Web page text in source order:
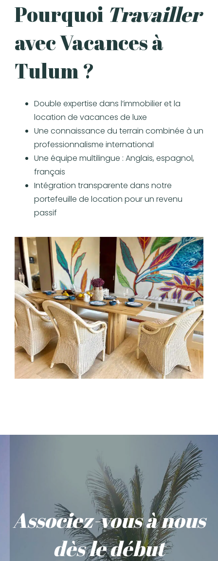
Pourquoi Travailler
avec Vacances à
Tulum ?
Double expertise dans l’immobilier et la
location de vacances de luxe
Une connaissance du terrain combinée à un
professionnalisme international
Une équipe multilingue : Anglais, espagnol,
français
Intégration transparente dans notre
portefeuille de location pour un revenu
passif
Associez-vous à nous
dès le début